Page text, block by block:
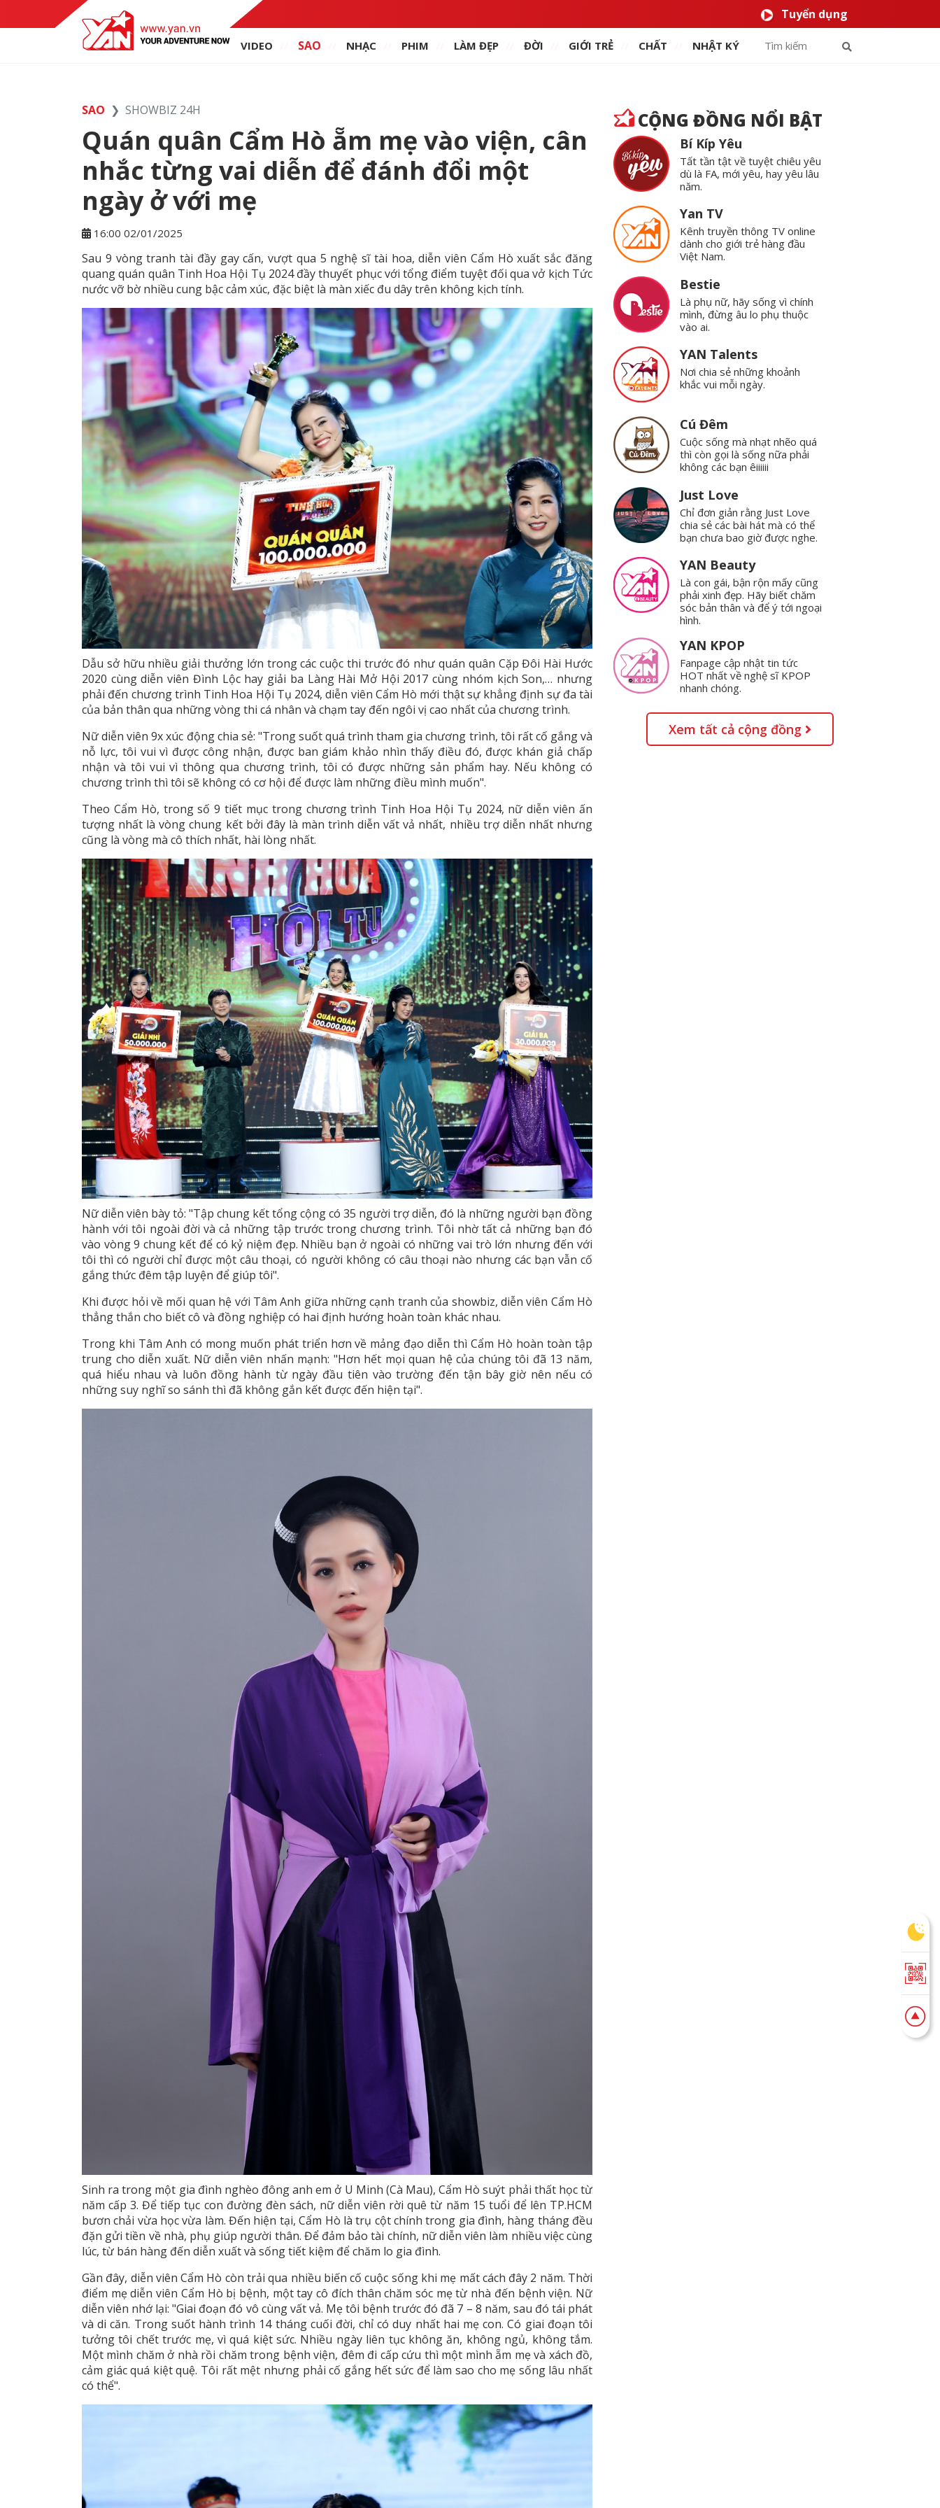
Tuyển dụng
VIDEO SAO NHẠC PHIM LÀM ĐẸP ĐỜI GIỚI TRẺ CHẤT NHẬT KÝ
SAO SHOWBIZ 24H
Quán quân Cẩm Hò ẵm mẹ vào viện, cân
nhắc từng vai diễn để đánh đổi một
ngày ở với mẹ
16:00 02/01/2025
Sau 9 vòng tranh tài đầy gay cấn, vượt qua 5 nghệ sĩ tài hoa, diễn viên Cẩm Hò xuất sắc đăng
quang quán quân Tinh Hoa Hội Tụ 2024 đầy thuyết phục với tổng điểm tuyệt đối qua vở kịch Tức
nước vỡ bờ nhiều cung bậc cảm xúc, đặc biệt là màn xiếc đu dây trên không kịch tính.
Dẫu sở hữu nhiều giải thưởng lớn trong các cuộc thi trước đó như quán quân Cặp Đôi Hài Hước
2020 cùng diễn viên Đình Lộc hay giải ba Làng Hài Mở Hội 2017 cùng nhóm kịch Son,… nhưng
phải đến chương trình Tinh Hoa Hội Tụ 2024, diễn viên Cẩm Hò mới thật sự khẳng định sự đa tài
của bản thân qua những vòng thi cá nhân và chạm tay đến ngôi vị cao nhất của chương trình.
Nữ diễn viên 9x xúc động chia sẻ: "Trong suốt quá trình tham gia chương trình, tôi rất cố gắng và
nỗ lực, tôi vui vì được công nhận, được ban giám khảo nhìn thấy điều đó, được khán giả chấp
nhận và tôi vui vì thông qua chương trình, tôi có được những sản phẩm hay. Nếu không có
chương trình thì tôi sẽ không có cơ hội để được làm những điều mình muốn".
Theo Cẩm Hò, trong số 9 tiết mục trong chương trình Tinh Hoa Hội Tụ 2024, nữ diễn viên ấn
tượng nhất là vòng chung kết bởi đây là màn trình diễn vất vả nhất, nhiều trợ diễn nhất nhưng
cũng là vòng mà cô thích nhất, hài lòng nhất.
Nữ diễn viên bày tỏ: "Tập chung kết tổng cộng có 35 người trợ diễn, đó là những người bạn đồng
hành với tôi ngoài đời và cả những tập trước trong chương trình. Tôi nhờ tất cả những bạn đó
vào vòng 9 chung kết để có kỷ niệm đẹp. Nhiều bạn ở ngoài có những vai trò lớn nhưng đến với
tôi thì có người chỉ được một câu thoại, có người không có câu thoại nào nhưng các bạn vẫn cố
gắng thức đêm tập luyện để giúp tôi".
Khi được hỏi về mối quan hệ với Tâm Anh giữa những cạnh tranh của showbiz, diễn viên Cẩm Hò
thẳng thắn cho biết cô và đồng nghiệp có hai định hướng hoàn toàn khác nhau.
Trong khi Tâm Anh có mong muốn phát triển hơn về mảng đạo diễn thì Cẩm Hò hoàn toàn tập
trung cho diễn xuất. Nữ diễn viên nhấn mạnh: "Hơn hết mọi quan hệ của chúng tôi đã 13 năm,
quá hiểu nhau và luôn đồng hành từ ngày đầu tiên vào trường đến tận bây giờ nên nếu có
những suy nghĩ so sánh thì đã không gắn kết được đến hiện tại".
Sinh ra trong một gia đình nghèo đông anh em ở U Minh (Cà Mau), Cẩm Hò suýt phải thất học từ
năm cấp 3. Để tiếp tục con đường đèn sách, nữ diễn viên rời quê từ năm 15 tuổi để lên TP.HCM
bươn chải vừa học vừa làm. Đến hiện tại, Cẩm Hò là trụ cột chính trong gia đình, hàng tháng đều
đặn gửi tiền về nhà, phụ giúp người thân. Để đảm bảo tài chính, nữ diễn viên làm nhiều việc cùng
lúc, từ bán hàng đến diễn xuất và sống tiết kiệm để chăm lo gia đình.
Gần đây, diễn viên Cẩm Hò còn trải qua nhiều biến cố cuộc sống khi mẹ mất cách đây 2 năm. Thời
điểm mẹ diễn viên Cẩm Hò bị bệnh, một tay cô đích thân chăm sóc mẹ từ nhà đến bệnh viện. Nữ
diễn viên nhớ lại: "Giai đoạn đó vô cùng vất vả. Mẹ tôi bệnh trước đó đã 7 – 8 năm, sau đó tái phát
và di căn. Trong suốt hành trình 14 tháng cuối đời, chỉ có duy nhất hai mẹ con. Có giai đoạn tôi
tưởng tôi chết trước mẹ, vì quá kiệt sức. Nhiều ngày liên tục không ăn, không ngủ, không tắm.
Một mình chăm ở nhà rồi chăm trong bệnh viện, đêm đi cấp cứu thì một mình ẵm mẹ và xách đồ,
cảm giác quá kiệt quệ. Tôi rất mệt nhưng phải cố gắng hết sức để làm sao cho mẹ sống lâu nhất
có thể".
CỘNG ĐỒNG NỔI BẬT
Bí Kíp Yêu
Tất tần tật về tuyệt chiêu yêu
dù là FA, mới yêu, hay yêu lâu
năm.
Yan TV
Kênh truyền thông TV online
dành cho giới trẻ hàng đầu
Việt Nam.
Bestie
Là phụ nữ, hãy sống vì chính
mình, đừng âu lo phụ thuộc
vào ai.
YAN Talents
Nơi chia sẻ những khoảnh
khắc vui mỗi ngày.
Cú Đêm
Cuộc sống mà nhạt nhẽo quá
thì còn gọi là sống nữa phải
không các bạn êiiiiii
Just Love
Chỉ đơn giản rằng Just Love
chia sẻ các bài hát mà có thể
bạn chưa bao giờ được nghe.
YAN Beauty
Là con gái, bận rộn mấy cũng
phải xinh đẹp. Hãy biết chăm
sóc bản thân và để ý tới ngoại
hình.
YAN KPOP
Fanpage cập nhật tin tức
HOT nhất về nghệ sĩ KPOP
nhanh chóng.
Xem tất cả cộng đồng